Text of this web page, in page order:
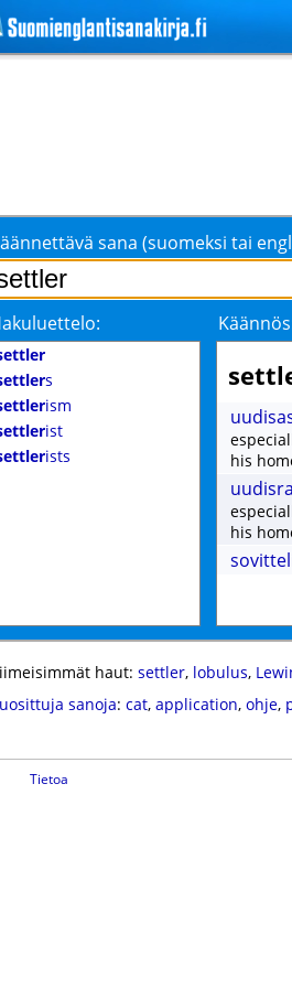
sana (suomeksi tai
s
ism
ist
ists
his
his
haut: settler, lobulus,
sanoja: cat, application, ohje,
Tietoa